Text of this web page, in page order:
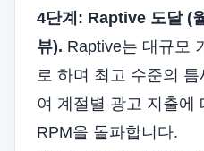
4단계: Raptive 도달 (
뷰). Raptive는 대규모
로 하며 최고 수준의
여 계절별 광고 지출에
RPM을 돌파합니다.